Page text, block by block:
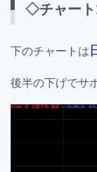
◇チャー
下のチャートは
後半の下げでサ